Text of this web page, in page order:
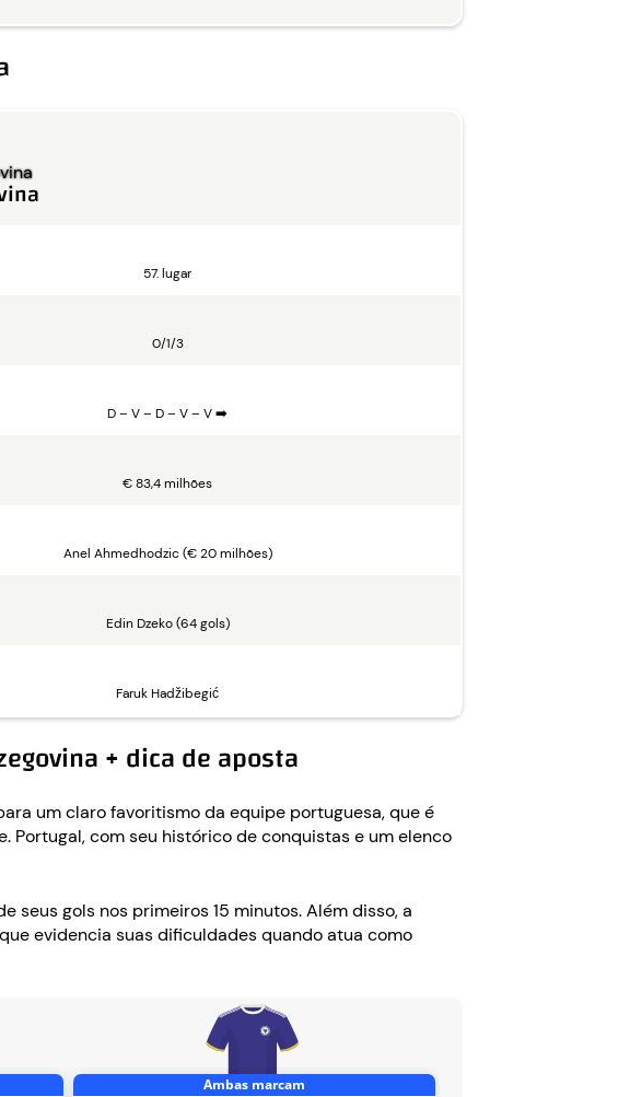
57. lugar
0/1/3
D – V – D – V – V ➡️
€ 83,4 milhões
Anel Ahmedhodzic (€ 20 milhões)
Edin Dzeko (64 gols)
Faruk Hadžibegić
+ dica de aposta
um claro favoritismo da equipe portuguesa, que é
Portugal, com seu histórico de conquistas e um elenco
gols nos primeiros 15 minutos. Além disso, a
evidencia suas dificuldades quando atua como